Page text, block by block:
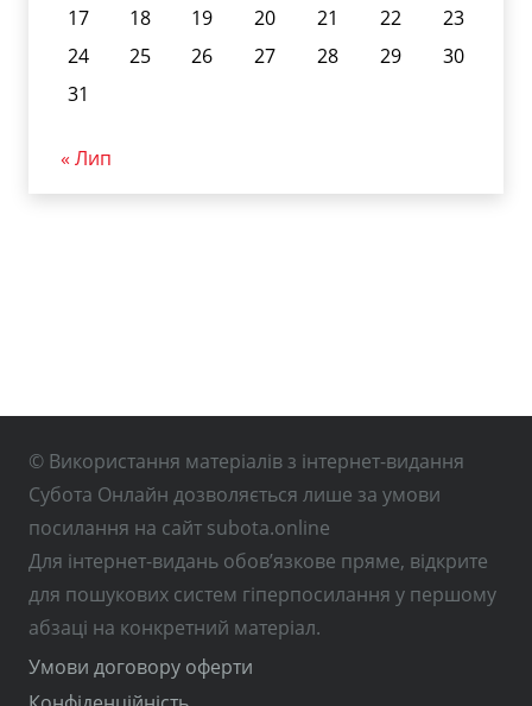
17
18 19 20 21 22
23
24
25 26 27 28 29
30
31
« Лип
© Використання матеріалів з інтернет-видання
Субота Онлайн дозволяється лише за умови
посилання на сайт subota.online
Для інтернет-видань обов’язкове пряме, відкрите
для пошукових систем гіперпосилання у першому
абзаці на конкретний матеріал.
Умови договору оферти